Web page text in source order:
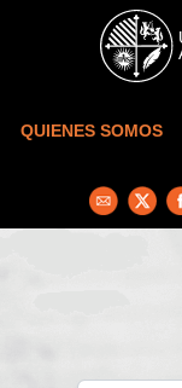
Skip to main content
QUIENES SOMOS